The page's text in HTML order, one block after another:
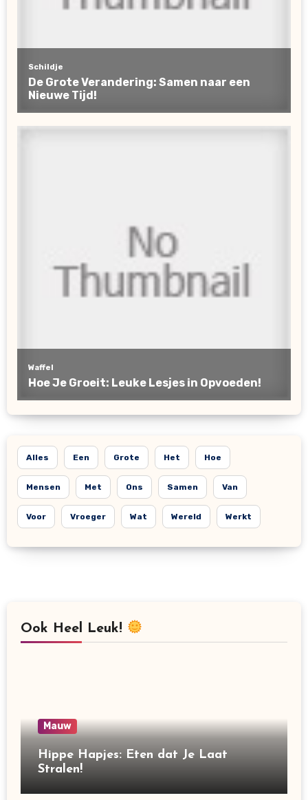
Alles Een Grote Het Hoe
Mensen Met Ons Samen Van
Voor Vroeger Wat Wereld Werkt
Ook Heel Leuk!
Mauw
Hippe Hapjes: Eten dat Je Laat
Stralen!